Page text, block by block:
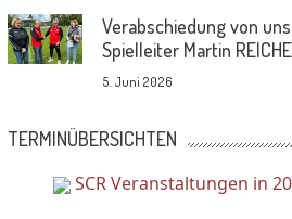
Verabschiedung von
Spielleiter Martin
5. Juni 2026
TERMINÜBERSICHTEN
SCR Veranstaltungen in